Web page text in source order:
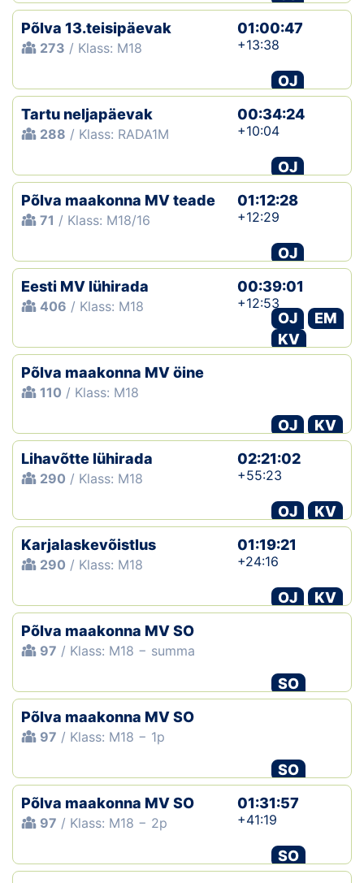
Põlva 13.teisipäevak
273 / Klass: M18
01:00:47
+13:38
OJ
Tartu neljapäevak
288 / Klass: RADA1M
00:34:24
+10:04
OJ
Põlva maakonna MV teade
71 / Klass: M18/16
01:12:28
+12:29
OJ
Eesti MV lühirada
406 / Klass: M18
00:39:01
+12:53
OJ
EM
KV
Põlva maakonna MV öine
110 / Klass: M18
OJ
KV
Lihavõtte lühirada
290 / Klass: M18
02:21:02
+55:23
OJ
KV
Karjalaskevõistlus
290 / Klass: M18
01:19:21
+24:16
OJ
KV
Põlva maakonna MV SO
97 / Klass: M18 − summa
SO
Põlva maakonna MV SO
97 / Klass: M18 − 1p
SO
Põlva maakonna MV SO
97 / Klass: M18 − 2p
01:31:57
+41:19
SO